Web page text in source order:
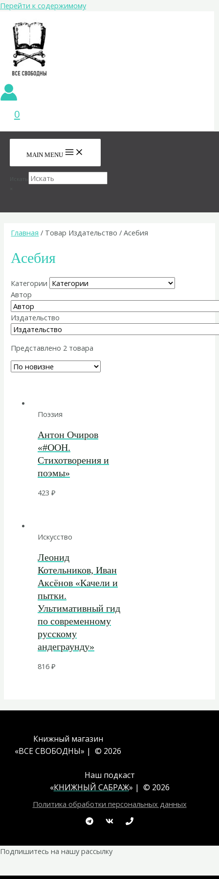
Перейти к содержимому
0
MAIN MENU
Главная / Товар Издательство / Асебия
Асебия
Категории
Автор
Издательство
Представлено 2 товара
Поэзия
Антон Очиров
«#ООН.
Стихотворения и
поэмы»
423₽
Искусство
Леонид
Котельников, Иван
Аксёнов «Качели и
пытки.
Ультимативный гид
по современному
русскому
андеграунду»
816₽
Книжный магазин
«ВСЕ СВОБОДНЫ» | © 2026
Наш подкаст
«КНИЖНЫЙ САБРАЖ» | © 2026
Политика обработки персональных данных
Подпишитесь на нашу рассылку